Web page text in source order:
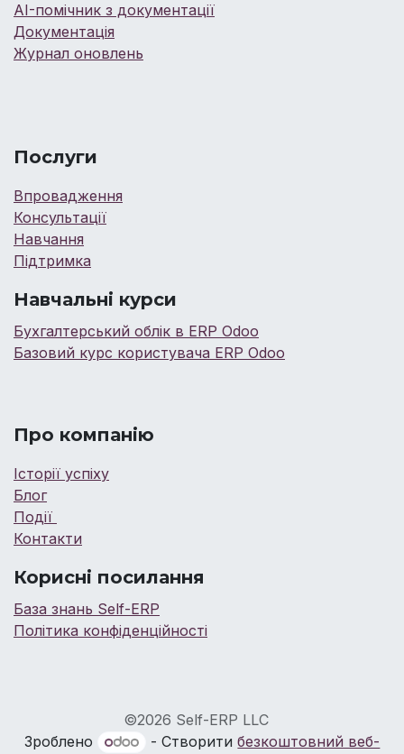
AI-помічник з документації
Документація
Журнал оновлень
Послуги
Впровадження
Консультації
Навчання
Підтримка
Навчальні курси
Бухгалтерський облік в ERP Odoo
Базовий курс користувача ERP Odoo
Про компанію
Історії успіху
Блог
Події
Контакти
Корисні посилання
База знань Self-ERP
Політика конфіденційності
©2026 Self-ERP LLC
Зроблено
- Створитибезкоштовний веб-